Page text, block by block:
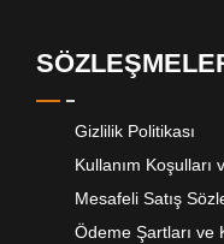
Gizlilik Politikası
Kullanım Koşulları
Mesafeli Satış
Ödeme Şartları ve